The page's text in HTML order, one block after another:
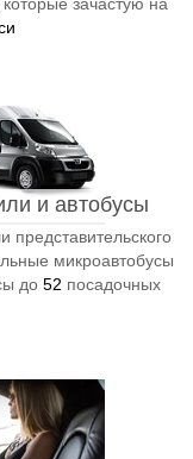
и автобусы
представительского
микроавтобусы
до 52 посадочных